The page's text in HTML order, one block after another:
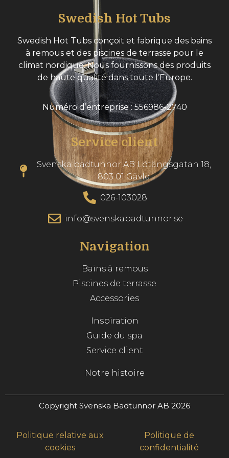
Swedish Hot Tubs
Swedish Hot Tubs conçoit et fabrique des bains
à remous et des piscines de terrasse pour le
climat nordique. Nous fournissons des produits
de haute qualité dans toute l’Europe.
Numéro d’entreprise : 556986-2740
Service client
Svenska badtunnor AB Lötängsgatan 18,
803 01 Gävle
026-103028
info@svenskabadtunnor.se
Navigation
Bains à remous
Piscines de terrasse
Accessories
Inspiration
Guide du spa
Service client
Notre histoire
Copyright Svenska Badtunnor AB 2026
Politique relative aux
cookies
Politique de
confidentialité